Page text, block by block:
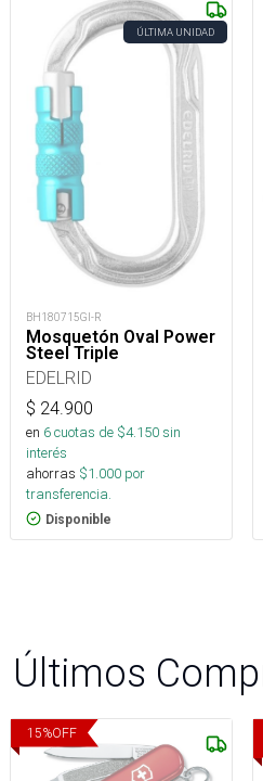
ÚLTIMA UNIDAD
BH180715GI-R
Mosquetón Oval Power
Steel Triple
EDELRID
$ 24.900
en 6cuotas de $4.150sin
interés
ahorras $1.000 por
transferencia.
Disponible
Últimos
15%OFF